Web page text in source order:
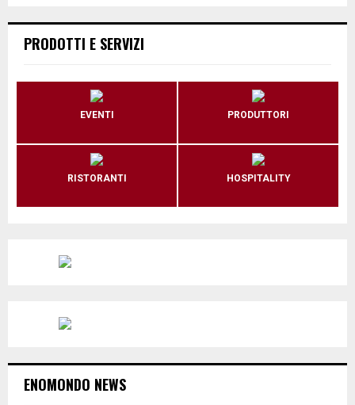
PRODOTTI E SERVIZI
EVENTI PRODUTTORI
RISTORANTI HOSPITALITY
ENOMONDO NEWS